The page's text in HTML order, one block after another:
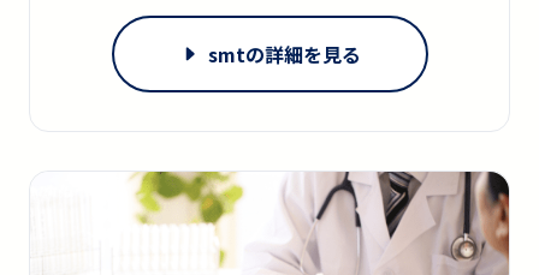
smtの詳細を見る